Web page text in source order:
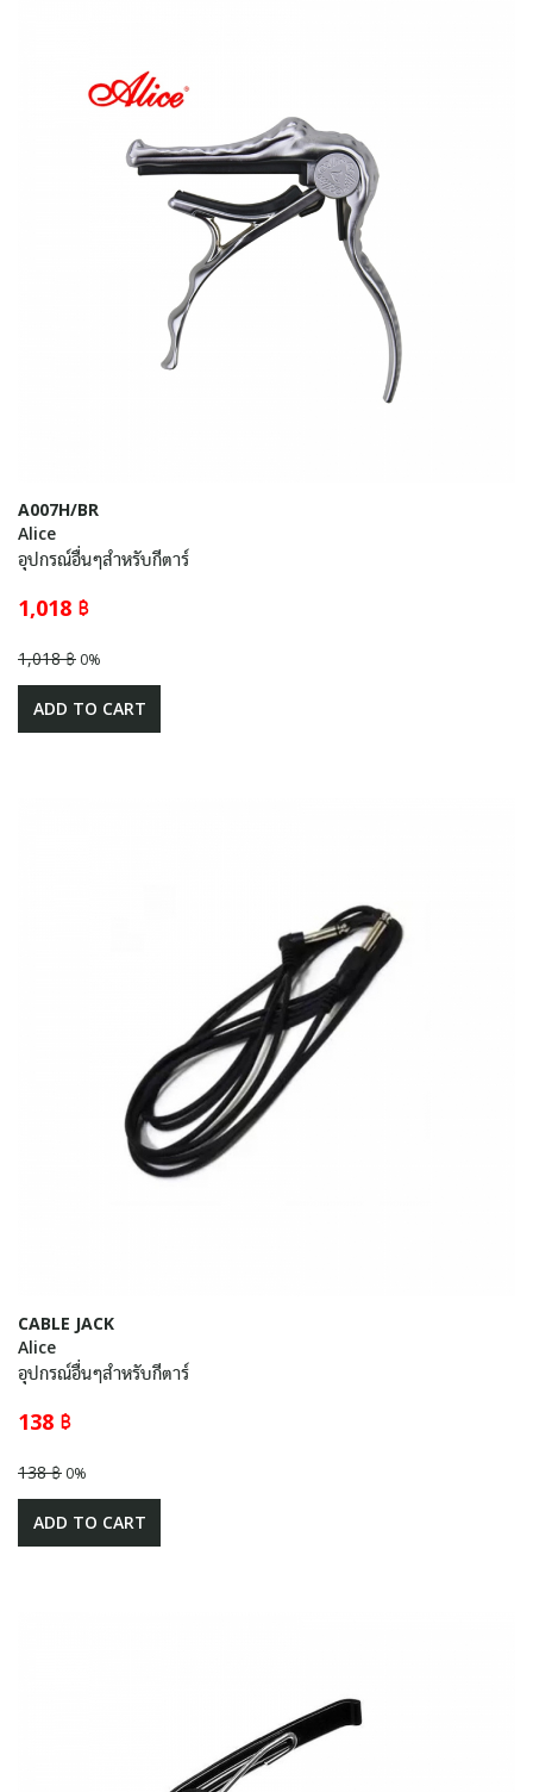
A007H/BR
Alice
อุปกรณ์อื่นๆสำหรับกีตาร์
1,018 ฿
1,018 ฿ 0%
ADD TO CART
CABLE JACK
Alice
อุปกรณ์อื่นๆสำหรับกีตาร์
138 ฿
138 ฿ 0%
ADD TO CART